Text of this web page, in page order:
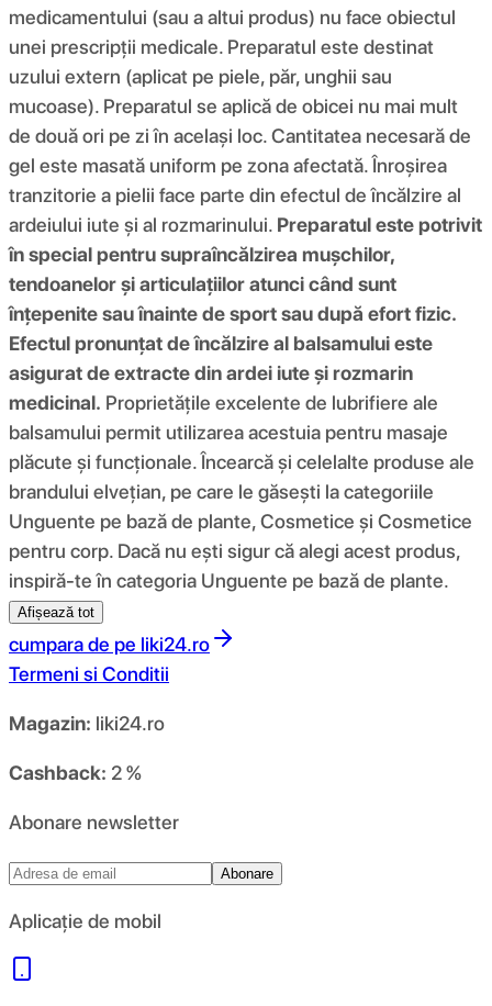
medicamentului (sau a altui produs) nu face obiectul
unei prescripții medicale. Preparatul este destinat
uzului extern (aplicat pe piele, păr, unghii sau
mucoase). Preparatul se aplică de obicei nu mai mult
de două ori pe zi în același loc. Cantitatea necesară de
gel este masată uniform pe zona afectată. Înroșirea
tranzitorie a pielii face parte din efectul de încălzire al
ardeiului iute și al rozmarinului. Preparatul este potrivit
în special pentru supraîncălzirea mușchilor,
tendoanelor și articulațiilor atunci când sunt
înțepenite sau înainte de sport sau după efort fizic.
Efectul pronunțat de încălzire al balsamului este
asigurat de extracte din ardei iute și rozmarin
medicinal. Proprietățile excelente de lubrifiere ale
balsamului permit utilizarea acestuia pentru masaje
plăcute și funcționale. Încearcă și celelalte produse ale
brandului elvețian, pe care le găsești la categoriile
Unguente pe bază de plante, Cosmetice și Cosmetice
pentru corp. Dacă nu ești sigur că alegi acest produs,
inspiră-te în categoria Unguente pe bază de plante.
Afișează tot
cumpara de pe liki24.ro
Termeni si Conditii
Magazin: liki24.ro
Cashback: 2 %
Abonare newsletter
Abonare
Aplicație de mobil